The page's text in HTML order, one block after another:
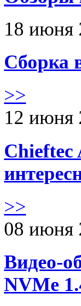
18 июня
Сборка
>>
12 июня
Chieftec
>>
08 июня
Видео-
NVMe